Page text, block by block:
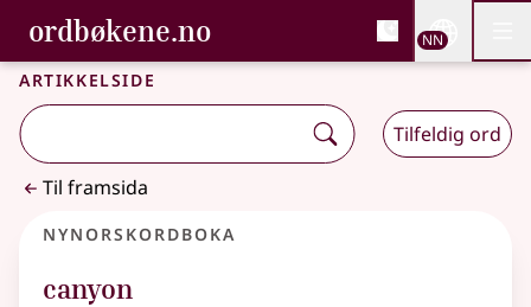
Gå til hovudinnhald
Tilgjenge
ordbøkene.no, Bokmålsordboka og
Bokmålsordboka og Nynorskordboka
NN
Artikkelside
Tilfeldig ord
Til framsida
Nynorskordboka
canyon